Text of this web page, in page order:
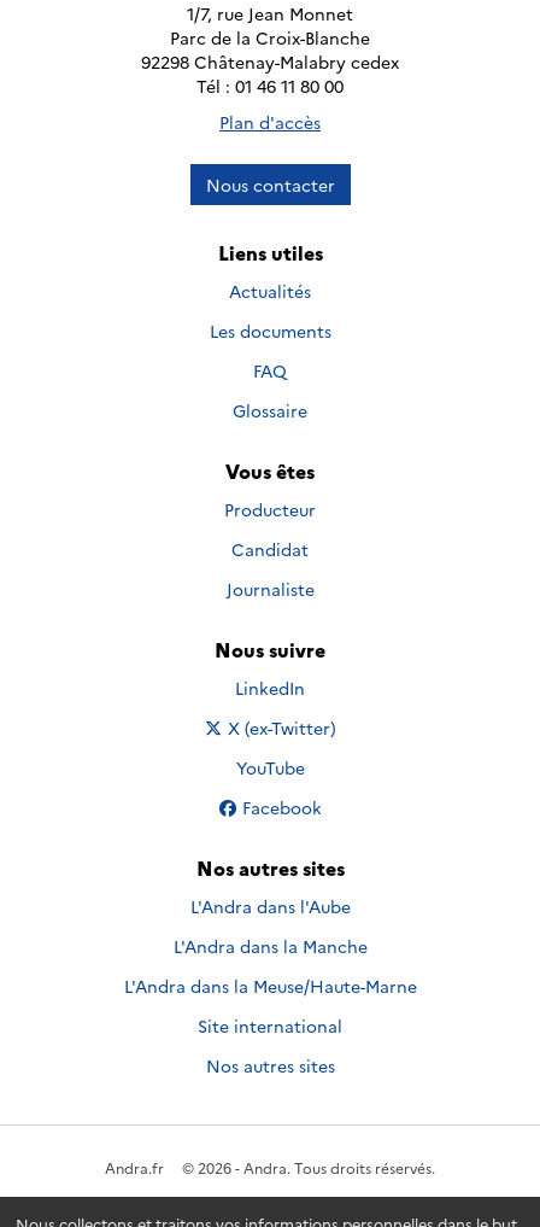
1/7, rue Jean Monnet
Parc de la Croix-Blanche
92298 Châtenay-Malabry cedex
Tél : 01 46 11 80 00
Plan d'accès
Nous contacter
Liens utiles
Actualités
Les documents
FAQ
Glossaire
Vous êtes
Producteur
Candidat
Journaliste
Nous suivre
Nous suivre sur
LinkedIn
Nous suivre sur
X (ex-Twitter)
Nous suivre sur
YouTube
Nous suivre sur
Facebook
Nos autres sites
L'Andra dans l'Aube
L'Andra dans la Manche
L'Andra dans la Meuse/Haute-Marne
Site international
Nos autres sites
Andra.fr © 2026 - Andra. Tous droits réservés.